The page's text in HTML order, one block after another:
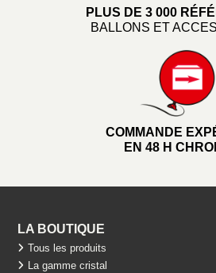
PLUS DE 3 000
BALLONS ET
COMMANDE
EN 48 H
LA BOUTIQUE
Tous les produits
La gamme cristal